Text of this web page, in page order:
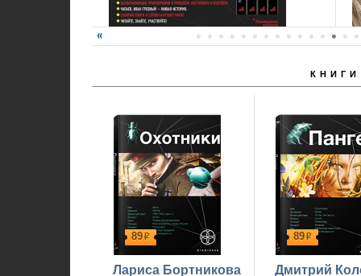
24 апреля стартовали продажи 2 книги
КНИГИ
89р
Лариса Бортникова
89р
Дмитрий